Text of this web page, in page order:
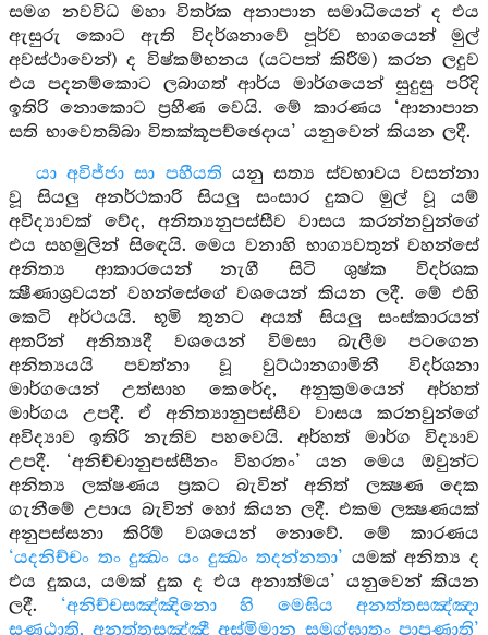
සමග නවවිධ මහා විතර්ක අනාපාන සමාධියෙන් ද එය
ඇසුරු කොට ඇති විදර්ශනාවේ පූර්ව භාගයෙන් මුල්
අවස්ථාවෙන්) ද විෂ්කම්භනය (යටපත් කිරීම) කරන ලදුව
එය පදනම්කොට ලබාගත් ආර්ය මාර්ගයෙන් සුදුසු පරිදි
ඉතිරි නොකොට ප්‍රහීණ වෙයි. මේ කාරණය ‘ආනාපාන
සති භාවෙතබ්බා විතක්කූපච්ඡෙදාය’ යනුවෙන් කියන ලදී.
යා අවිජ්ජා සා පහීයති යනු සත්‍ය ස්වභාවය වසන්නා
වූ සියලු අනර්ථකාරි සියලු සංසාර දුකට මුල් වූ යම්
අවිද්‍යාවක් වේද, අනිත්‍යනුපස්සීව වාසය කරන්නවුන්ගේ
එය සහමුලින් සිඳෙයි. මෙය වනාහි භාග්‍යවතුන් වහන්සේ
අනිත්‍ය ආකාරයෙන් නැගී සිටි ශුෂ්ක විදර්ශක
ක්‍ෂීණාශ්‍රවයන් වහන්සේගේ වශයෙන් කියන ලදී. මේ එහි
කෙටි අර්ථයයි. භූමි තුනට අයත් සියලු සංස්කාරයන්
අතරින් අනිත්‍යදී වශයෙන් විමසා බැලීම පටගෙන
අනිත්‍යයයි පවත්නා වූ වුට්ඨානගාමිනී විදර්ශනා
මාර්ගයෙන් උත්සාහ කෙරේද, අනුක්‍රමයෙන් අර්හත්
මාර්ගය උපදී. ඒ අනිත්‍යානුපස්සීව වාසය කරනවුන්ගේ
අවිද්‍යාව ඉතිරි නැතිව පහවෙයි. අර්හත් මාර්ග විද්‍යාව
උපදී. ‘අනිච්චානුපස්සීනං විහරතං’ යන මෙය ඔවුන්ට
අනිත්‍ය ලක්ෂණය ප්‍රකට බැවින් අනිත් ලක්‍ෂණ දෙක
ගැනීමේ උපාය බැවින් හෝ කියන ලදී. එකම ලක්‍ෂණයක්
අනුපස්සනා කිරිම් වශයෙන් නොවේ. මේ කාරණය
‘යදනිච්චං තං දුක්‍ඛං යං දුක්‍ඛං තදන්නතා’ යමක් අනිත්‍ය ද
එය දුකය, යමක් දුක ද එය අනාත්මය’ යනුවෙන් කියන
ලදී. ‘අනිච්චසඤ්ඤිනො හි මෙඝිය අනත්තසඤ්ඤා
සණඨාති, අනත්තසඤ්ඤී අස්මිමාන සමුග්ඝාතං පාපුණාති’